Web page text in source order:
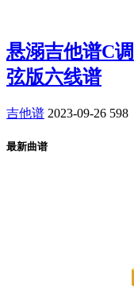
悬溺吉他谱C
弦版六线谱
吉他谱 2023-09-26 598
最新曲谱